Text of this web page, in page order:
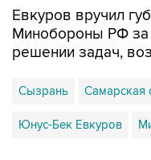
Евкуров вручил
Минобороны РФ за
решении задач,
Сызрань Самарская
Юнус-Бек Евкуров